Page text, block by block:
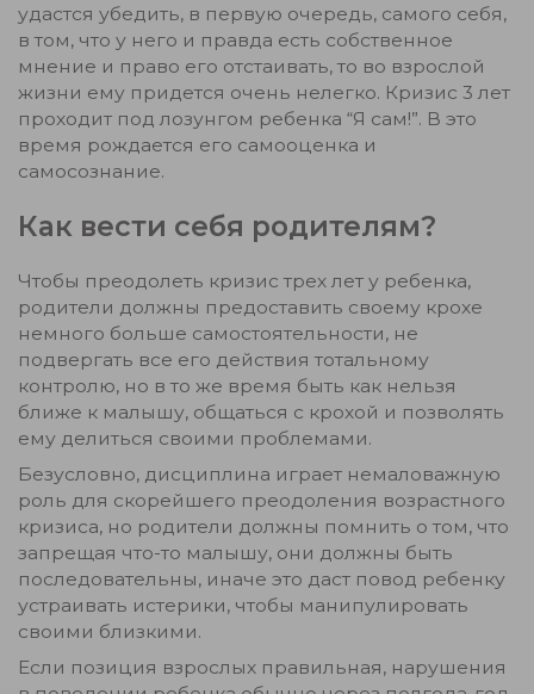
удастся убедить, в первую очередь, самого себя,
в том, что у него и правда есть собственное
мнение и право его отстаивать, то во взрослой
жизни ему придется очень нелегко. Кризис 3 лет
проходит под лозунгом ребенка “Я сам!”. В это
время рождается его самооценка и
самосознание.
Как вести себя родителям?
Чтобы преодолеть кризис трех лет у ребенка,
родители должны предоставить своему крохе
немного больше самостоятельности, не
подвергать все его действия тотальному
контролю, но в то же время быть как нельзя
ближе к малышу, общаться с крохой и позволять
ему делиться своими проблемами.
Безусловно, дисциплина играет немаловажную
роль для скорейшего преодоления возрастного
кризиса, но родители должны помнить о том, что
запрещая что-то малышу, они должны быть
последовательны, иначе это даст повод ребенку
устраивать истерики, чтобы манипулировать
своими близкими.
Если позиция взрослых правильная, нарушения